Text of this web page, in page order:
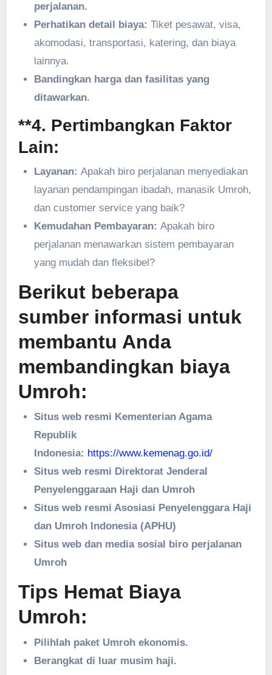
perjalanan.
Perhatikan detail biaya: Tiket pesawat, visa,
akomodasi, transportasi, katering, dan biaya
lainnya.
Bandingkan harga dan fasilitas yang
ditawarkan.
**4. Pertimbangkan Faktor
Lain:
Layanan: Apakah biro perjalanan menyediakan
layanan pendampingan ibadah, manasik Umroh,
dan customer service yang baik?
Kemudahan Pembayaran: Apakah biro
perjalanan menawarkan sistem pembayaran
yang mudah dan fleksibel?
Berikut beberapa
sumber informasi untuk
membantu Anda
membandingkan biaya
Umroh:
Situs web resmi Kementerian Agama
Republik
Indonesia: https://www.kemenag.go.id/
Situs web resmi Direktorat Jenderal
Penyelenggaraan Haji dan Umroh
Situs web resmi Asosiasi Penyelenggara Haji
dan Umroh Indonesia (APHU)
Situs web dan media sosial biro perjalanan
Umroh
Tips Hemat Biaya
Umroh:
Pilihlah paket Umroh ekonomis.
Berangkat di luar musim haji.